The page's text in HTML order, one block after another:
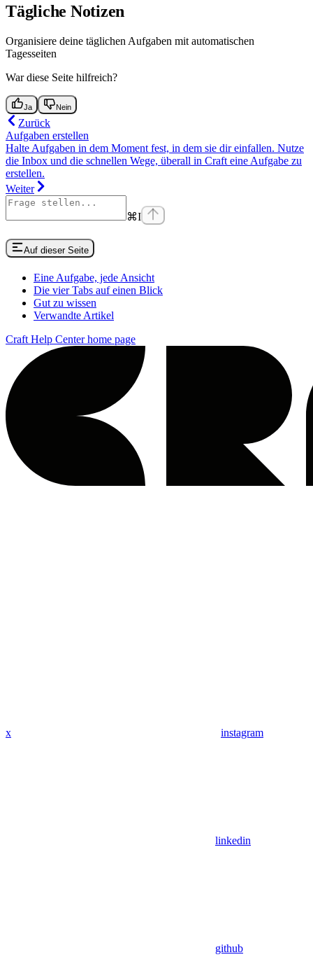
Tägliche Notizen
Organisiere deine täglichen Aufgaben mit automatischen
Tagesseiten
War diese Seite hilfreich?
Ja Nein
Zurück
Aufgaben erstellen
Halte Aufgaben in dem Moment fest, in dem sie dir einfallen. Nutze
die Inbox und die schnellen Wege, überall in Craft eine Aufgabe zu
erstellen.
Weiter
⌘I
Auf dieser Seite
Eine Aufgabe, jede Ansicht
Die vier Tabs auf einen Blick
Gut zu wissen
Verwandte Artikel
Craft Help Centerhome page
x instagram
linkedin
github